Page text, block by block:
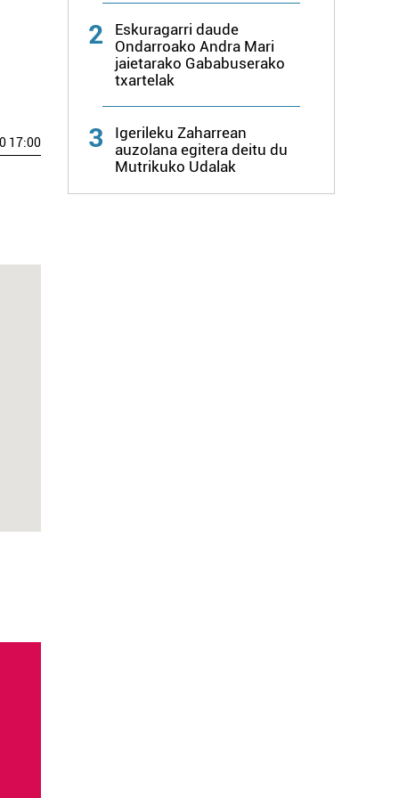
17:00
2
Eskuragarri daude
Ondarroako Andra Mari
jaietarako Gababuserako
txartelak
3
Igerileku Zaharrean
auzolana egitera deitu du
Mutrikuko Udalak